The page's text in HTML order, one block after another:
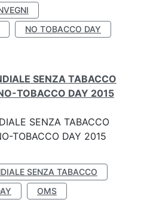
NO TOBACCO DAY
SENZA TABACCO
TOBACCO DAY 2015
SENZA TABACCO
TOBACCO DAY 2015
SENZA TABACCO
OMS